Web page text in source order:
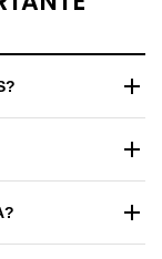
y zapatilla
de ser enviada
enlace de
dónde